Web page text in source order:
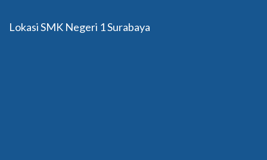
Lokasi SMK Negeri 1 Surabaya